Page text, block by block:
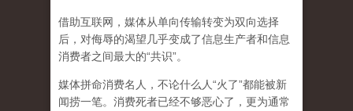
借助互联网，媒体从单向传输转变为双向选择
后，对侮辱的渴望几乎变成了信息生产者和信息
消费者之间最大的“共识”。
媒体拼命消费名人，不论什么人“火了”都能被新
闻捞一笔。消费死者已经不够恶心了，更为通常